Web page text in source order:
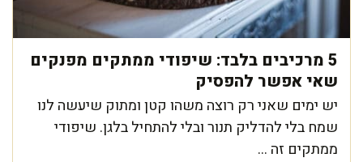
5 מרכיבים בלבד: שיפודי ממתקים מפנקים
שאי אפשר להפסיק
יש ימים שאני רק רוצה משהו קטן ומתוק שיעשה לנו
שמח בלי להדליק תנור ובלי להתחיל בלגן. שיפודי
ממתקים זה ...